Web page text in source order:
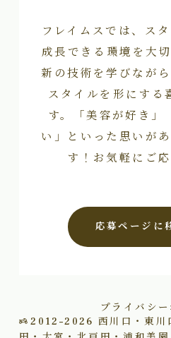
フレイムスでは、ス
成長できる環境を大
新の技術を学びなが
スタイルを形にする
す。「美容が好き」
い」といった思いが
す！お気軽にご
応募ページに
プライバシ
2012–2026 西川口・東川